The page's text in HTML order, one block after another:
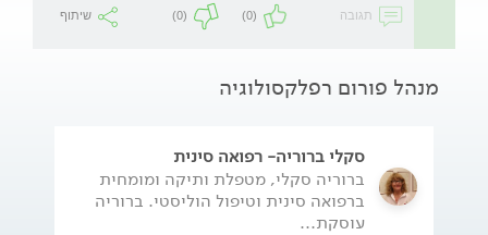
תגובה (0)
(0) שיתוף
מנהל פורום רפלקסולוגיה
סקלי ברוריה- רפואה סינית
ברוריה סקלי, מטפלת ותיקה ומומחית
ברפואה סינית וטיפול הוליסטי. ברוריה
עוסקת...